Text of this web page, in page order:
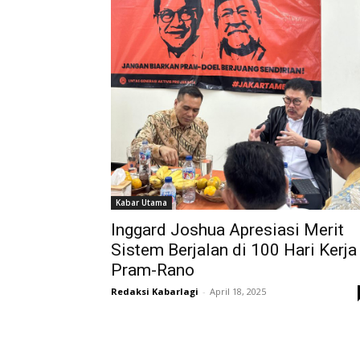
Kabar Utama
Inggard Joshua Apresiasi Merit
Sistem Berjalan di 100 Hari Kerja
Pram-Rano
Redaksi Kabarlagi - April 18, 2025